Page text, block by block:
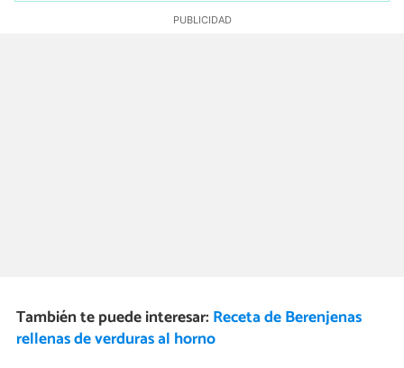
También te puede interesar: Receta de Berenjenas
rellenas de verduras al horno